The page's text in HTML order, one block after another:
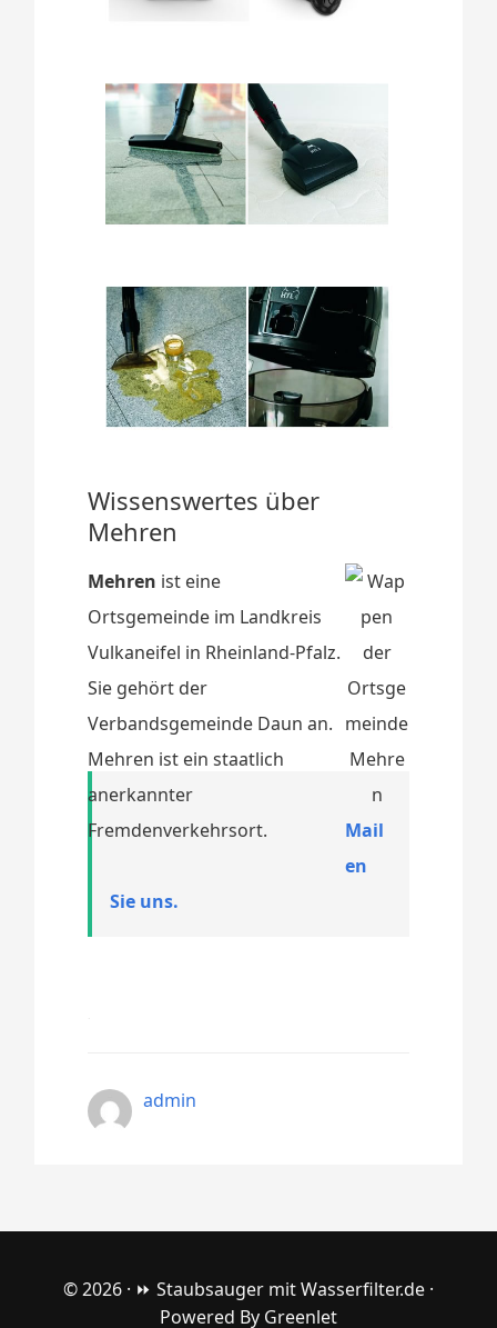
Wissenswertes über
Mehren
Mehren ist eine
Ortsgemeinde im Landkreis
Vulkaneifel in Rheinland-Pfalz.
Sie gehört der
Verbandsgemeinde Daun an.
Mehren ist ein staatlich
anerkannter
Fremdenverkehrsort.
Mail
en
Sie uns.
admin
© 2026 · ⏩ Staubsauger mit Wasserfilter.de ·
Powered By Greenlet